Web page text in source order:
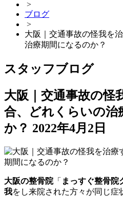
>
ブログ
>
大阪｜交通事故の怪我を
治療期間になるのか？
スタッフブログ
大阪｜交通事故の怪
合、どれくらいの治
か？ 2022年4月2日
大阪の整骨院「 まっすぐ整骨院
我をし来院された方々が同じ症